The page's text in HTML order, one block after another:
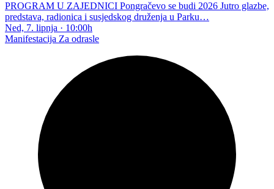
PROGRAM U ZAJEDNICI Pongračevo se budi 2026 Jutro glazbe,
predstava, radionica i susjedskog druženja u Parku…
Ned, 7. lipnja · 10:00h
Manifestacija Za odrasle